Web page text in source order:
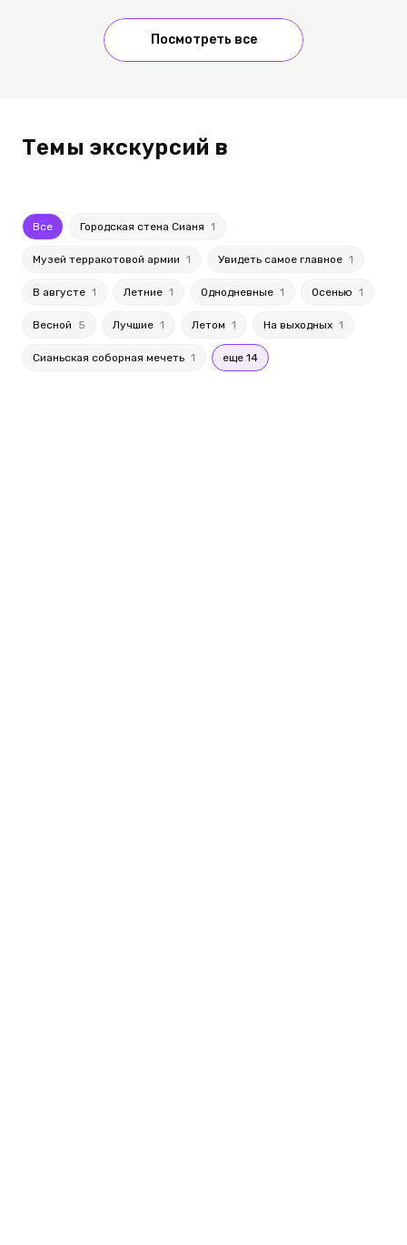
Посмотреть все
Темы экскурсий в
Все Городская стена Сианя 1
Музей терракотовой армии 1 Увидеть самое главное 1
В августе 1 Летние 1 Однодневные 1 Осенью 1
Весной 5 Лучшие 1 Летом 1 На выходных 1
Сианьская соборная мечеть 1 еще 14